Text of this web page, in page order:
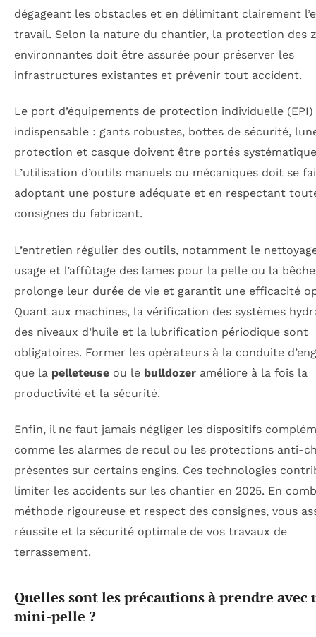
dégageant les obstacles et en délimitant clairement
travail. Selon la nature du chantier, la protection des
environnantes doit être assurée pour préserver les
infrastructures existantes et prévenir tout accident.
Le port d’équipements de protection individuelle
indispensable : gants robustes, bottes de sécurité,
protection et casque doivent être portés
L’utilisation d’outils manuels ou mécaniques doit se
adoptant une posture adéquate et en respectant
consignes du fabricant.
L’entretien régulier des outils, notamment le
usage et l’affûtage des lames pour la pelle ou la
prolonge leur durée de vie et garantit une efficacité
Quant aux machines, la vérification des systèmes
des niveaux d’huile et la lubrification périodique sont
obligatoires. Former les opérateurs à la conduite
que la pelleteuse ou le bulldozer améliore à la fois la
productivité et la sécurité.
Enfin, il ne faut jamais négliger les dispositifs
comme les alarmes de recul ou les protections anti-
présentes sur certains engins. Ces technologies
limiter les accidents sur les chantier en 2025. En
méthode rigoureuse et respect des consignes, vous
réussite et la sécurité optimale de vos travaux de
terrassement.
Quelles sont les précautions à prendre avec
mini-pelle ?